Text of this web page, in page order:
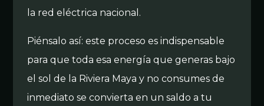
la red eléctrica nacional.
Piénsalo así: este proceso es indispensable
para que toda esa energía que generas bajo
el sol de la Riviera Maya y no consumes de
inmediato se convierta en un saldo a tu